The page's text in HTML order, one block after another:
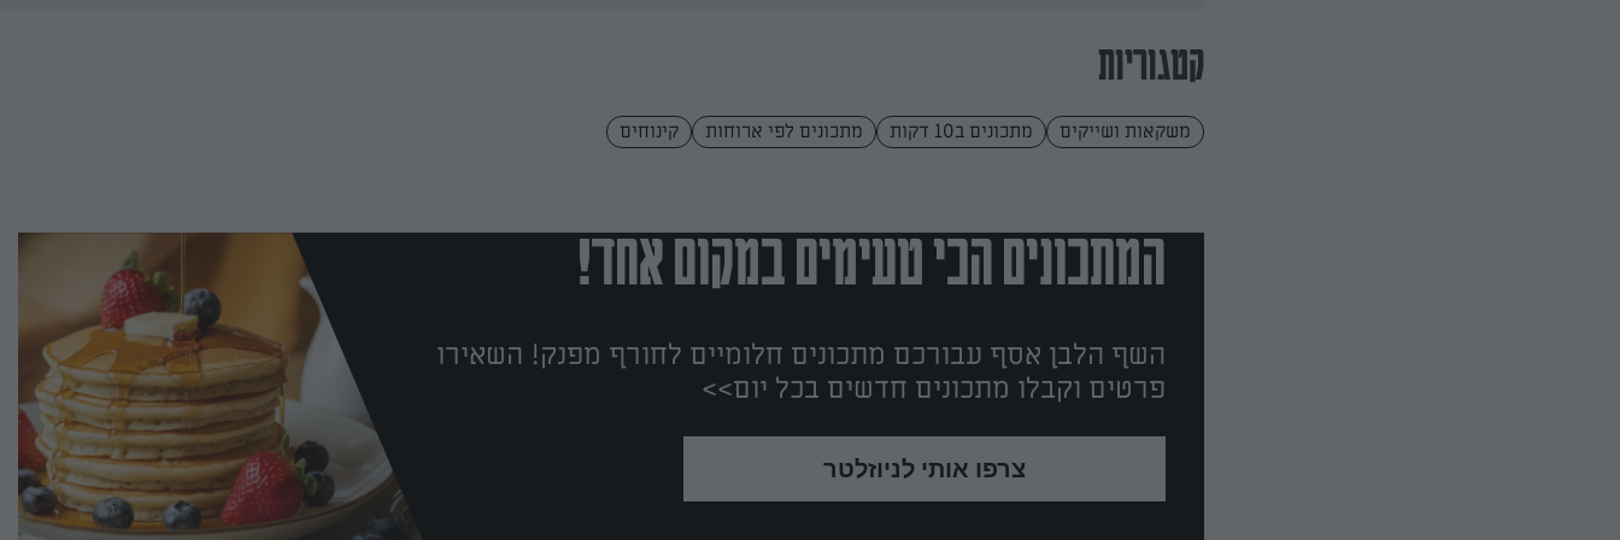
קטגוריות
משקאות ושייקים מתכונים ב10 דקות מתכונים לפי ארוחות קינוחים
המתכונים הכי טעימים במקום אחד!
השף הלבן אסף עבורכם מתכונים חלומיים לחורף מפנק! השאירו
פרטים וקבלו מתכונים חדשים בכל יום>>
צרפו אותי לניוזלטר